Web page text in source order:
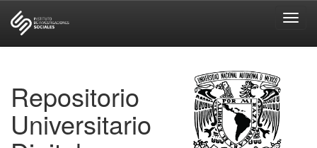
Repositorio
Universitario